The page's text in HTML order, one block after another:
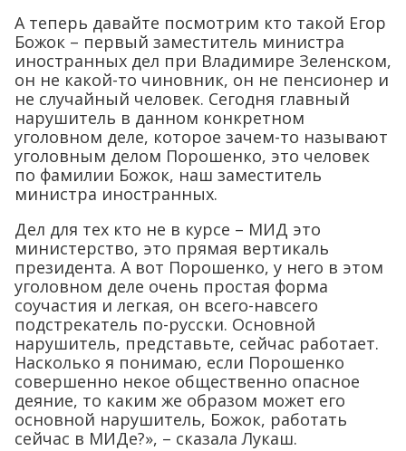
А теперь давайте посмотрим кто такой Егор
Божок – первый заместитель министра
иностранных дел при Владимире Зеленском,
он не какой-то чиновник, он не пенсионер и
не случайный человек. Сегодня главный
нарушитель в данном конкретном
уголовном деле, которое зачем-то называют
уголовным делом Порошенко, это человек
по фамилии Божок, наш заместитель
министра иностранных.
Дел для тех кто не в курсе – МИД это
министерство, это прямая вертикаль
президента. А вот Порошенко, у него в этом
уголовном деле очень простая форма
соучастия и легкая, он всего-навсего
подстрекатель по-русски. Основной
нарушитель, представьте, сейчас работает.
Насколько я понимаю, если Порошенко
совершенно некое общественно опасное
деяние, то каким же образом может его
основной нарушитель, Божок, работать
сейчас в МИДе?», – сказала Лукаш.